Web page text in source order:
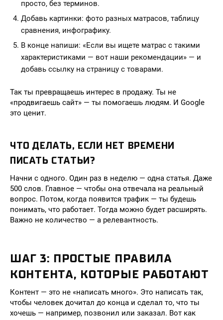
просто, без терминов.
Добавь картинки: фото разных матрасов, таблицу
сравнения, инфографику.
В конце напиши: «Если вы ищете матрас с такими
характеристиками — вот наши рекомендации» — и
добавь ссылку на страницу с товарами.
Так ты превращаешь интерес в продажу. Ты не
«продвигаешь сайт» — ты помогаешь людям. И Google
это ценит.
ЧТО ДЕЛАТЬ, ЕСЛИ НЕТ ВРЕМЕНИ
ПИСАТЬ СТАТЬИ?
Начни с одного. Один раз в неделю — одна статья. Даже
500 слов. Главное — чтобы она отвечала на реальный
вопрос. Потом, когда появится трафик — ты будешь
понимать, что работает. Тогда можно будет расширять.
Важно не количество — а релевантность.
ШАГ 3: ПРОСТЫЕ ПРАВИЛА
КОНТЕНТА, КОТОРЫЕ РАБОТАЮТ
Контент — это не «написать много». Это написать так,
чтобы человек дочитал до конца и сделал то, что ты
хочешь — например, позвонил или заказал. Вот как